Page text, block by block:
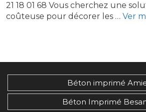
21 18 01 68 Vous cherchez une
coûteuse pour décorer les … Ver
Béton imprimé
Béton Imprimé